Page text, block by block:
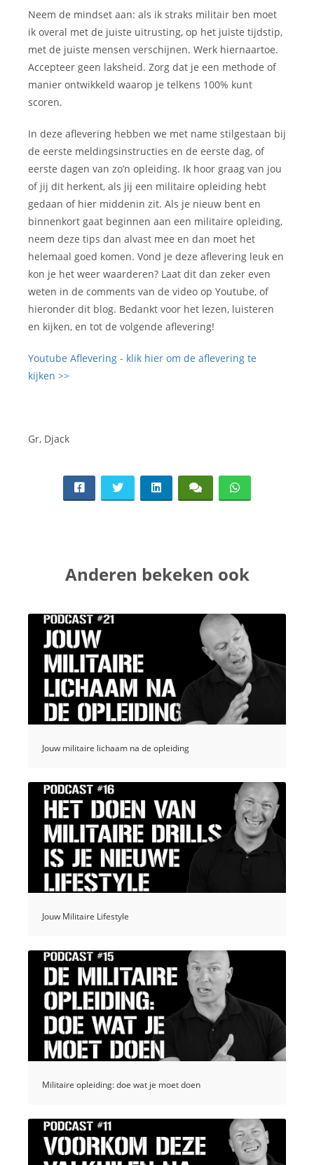
Neem de mindset aan: als ik straks militair ben moet
ik overal met de juiste uitrusting, op het juiste tijdstip,
met de juiste mensen verschijnen. Werk hiernaartoe.
Accepteer geen laksheid. Zorg dat je een methode of
manier ontwikkeld waarop je telkens 100% kunt
scoren.
In deze aflevering hebben we met name stilgestaan bij
de eerste meldingsinstructies en de eerste dag, of
eerste dagen van zo’n opleiding. Ik hoor graag van jou
of jij dit herkent, als jij een militaire opleiding hebt
gedaan of hier middenin zit. Als je nieuw bent en
binnenkort gaat beginnen aan een militaire opleiding,
neem deze tips dan alvast mee en dan moet het
helemaal goed komen. Vond je deze aflevering leuk en
kon je het weer waarderen? Laat dit dan zeker even
weten in de comments van de video op Youtube, of
hieronder dit blog. Bedankt voor het lezen, luisteren
en kijken, en tot de volgende aflevering!
Youtube Aflevering - klik hier om de aflevering te
kijken >>
Gr, Djack
Anderen bekeken ook
Jouw militaire lichaam na de opleiding
Jouw Militaire Lifestyle
Militaire opleiding: doe wat je moet doen